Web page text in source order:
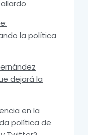
la política
dejará la
en la
política de